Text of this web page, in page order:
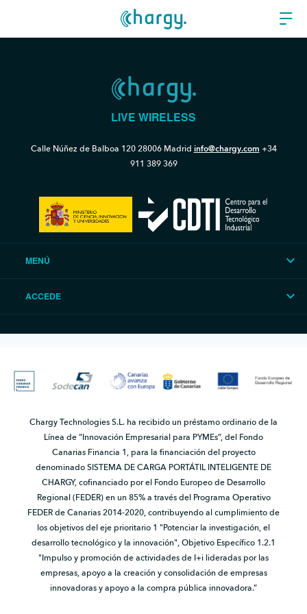
LIVE WIRELESS
Calle Núñez de Balboa 12028006 Madrid info@chargy.com +34
911 389 369
MENÚ
ACCEDE
Chargy Technologies S.L. ha recibido un préstamo ordinario de la
Línea de “Innovación Empresarial para PYMEs”, del Fondo
Canarias Financia 1, para la financiación del proyecto
denominado SISTEMA DE CARGA PORTÁTIL INTELIGENTE DE
CHARGY, cofinanciado por el Fondo Europeo de Desarrollo
Regional (FEDER) en un 85% a través del Programa Operativo
FEDER de Canarias 2014-2020, contribuyendo al cumplimiento de
los objetivos del eje prioritario 1 "Potenciar la investigación, el
desarrollo tecnológico y la innovación", Objetivo Específico 1.2.1
"Impulso y promoción de actividades de I+i lideradas por las
empresas, apoyo a la creación y consolidación de empresas
innovadoras y apoyo a la compra pública innovadora.”